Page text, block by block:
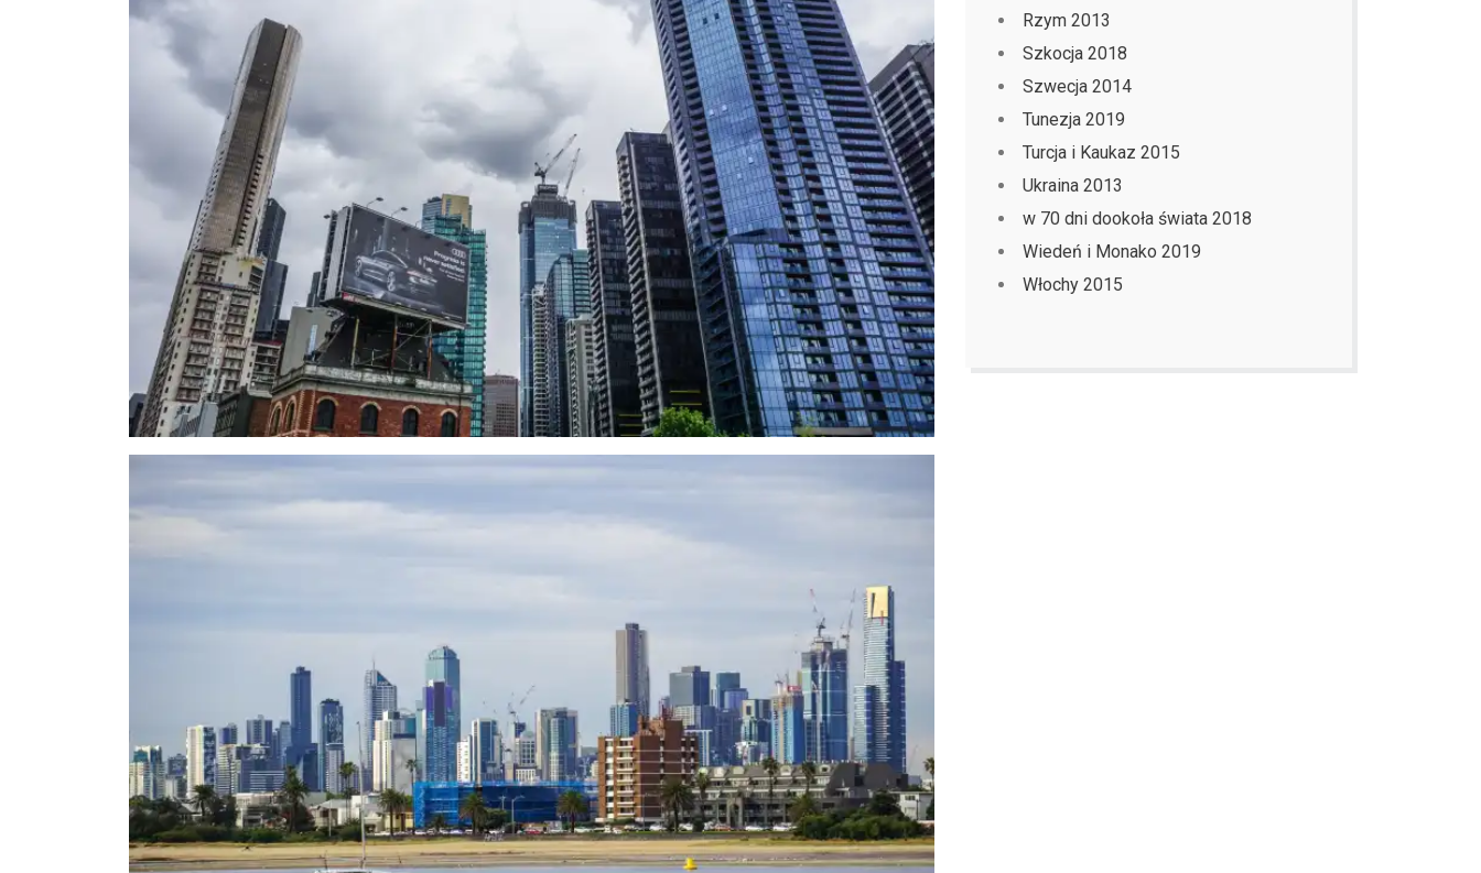
Rzym 2013
Szkocja 2018
Szwecja 2014
Tunezja 2019
Turcja i Kaukaz 2015
Ukraina 2013
w 70 dni dookoła świata 2018
Wiedeń i Monako 2019
Włochy 2015